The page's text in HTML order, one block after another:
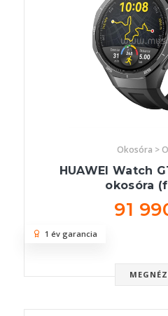
Okosóra >
HUAWEI Watch
okosóra
91
1 év garancia